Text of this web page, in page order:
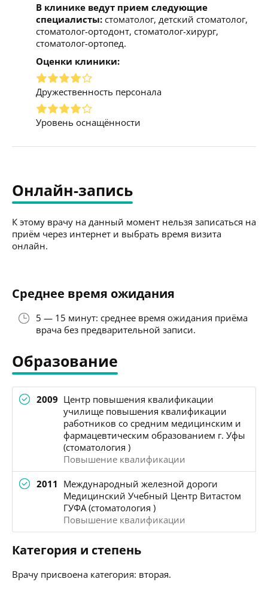
В клинике ведут прием следующие
специалисты: стоматолог, детский стоматолог,
стоматолог-ортодонт, стоматолог-хирург,
стоматолог-ортопед.
Оценки клиники:
Дружественность персонала
Уровень оснащённости
Онлайн-запись
К этому врачу на данный момент нельзя записаться на
приём через интернет и выбрать время визита
онлайн.
Среднее время ожидания
5 — 15 минут: среднее время ожидания приёма
врача без предварительной записи.
Образование
2009 Центр повышения квалификации
училище повышения квалификации
работников со средним медицинским и
фармацевтическим образованием г. Уфы
(стоматология )
Повышение квалификации
2011 Международный железной дороги
Медицинский Учебный Центр Витастом
ГУФА (стоматология )
Повышение квалификации
Категория и степень
Врачу присвоена категория: вторая.